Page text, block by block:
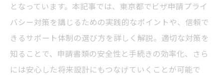
となっています。本記事では、東京都でビザ申請プライ
バシー対策を講じるための実践的なポイントや、信頼で
きるサポート体制の選び方を詳しく解説。適切な対策を
知ることで、申請書類の安全性と手続きの効率化、さら
には安心した将来設計にもつなげていくことが可能で